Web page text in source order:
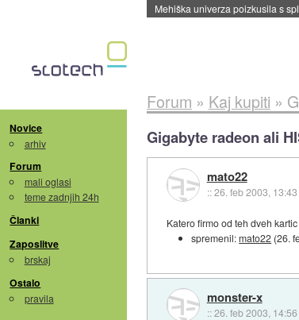
Mehiška univerza poizkusila s
Novice
arhiv
Forum
mali oglasi
teme zadnjih 24h
Članki
Zaposlitve
brskaj
Ostalo
pravila
Forum » Kaj kupiti »
Gigabyte radeon ali
mato22
::26. feb 2003, 13:43
Katero firmo od teh dveh
spremenil:mato22 (26.
monster-x
::26. feb 2003, 14:56